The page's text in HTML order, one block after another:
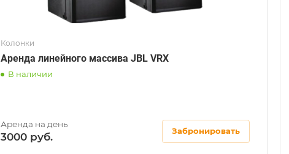
Колонки
Аренда линейного массива JBL VRX
В наличии
3000
Забронировать